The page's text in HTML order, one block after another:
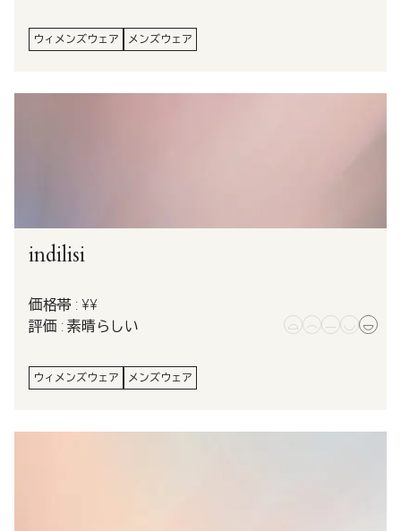
ウィメンズウェア メンズウェア
indilisi
価格帯 : ¥¥
評価 : 素晴らしい
ウィメンズウェア メンズウェア